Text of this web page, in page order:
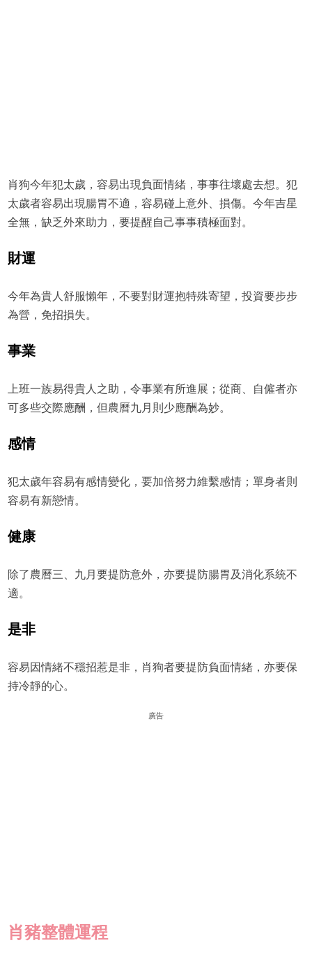
肖狗今年犯太歲，容易出現負面情緒，事事往壞處去想。犯
太歲者容易出現腸胃不適，容易碰上意外、損傷。今年吉星
全無，缺乏外來助力，要提醒自己事事積極面對。
財運
今年為貴人舒服懶年，不要對財運抱特殊寄望，投資要步步
為營，免招損失。
事業
上班一族易得貴人之助，令事業有所進展；從商、自僱者亦
可多些交際應酬，但農曆九月則少應酬為妙。
感情
犯太歲年容易有感情變化，要加倍努力維繫感情；單身者則
容易有新戀情。
健康
除了農曆三、九月要提防意外，亦要提防腸胃及消化系統不
適。
是非
容易因情緒不穩招惹是非，肖狗者要提防負面情緒，亦要保
持冷靜的心。
廣告
肖豬整體運程